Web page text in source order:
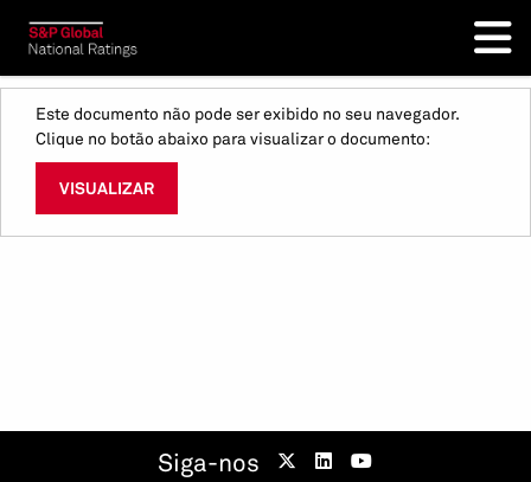
Este documento não pode ser exibido no seu navegador.
Clique no botão abaixo para visualizar o documento:
VISUALIZAR
Siga-nos